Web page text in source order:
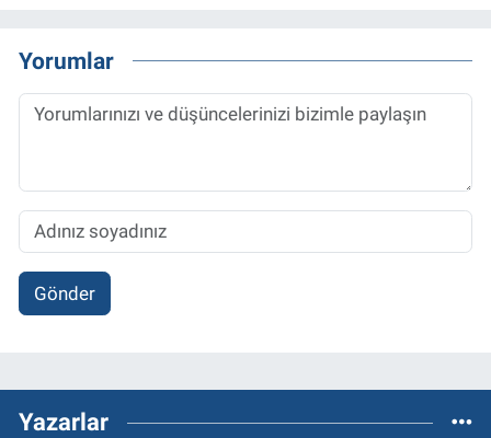
Yorumlar
Gönder
Yazarlar